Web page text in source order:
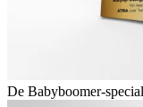
De Babyboomer-